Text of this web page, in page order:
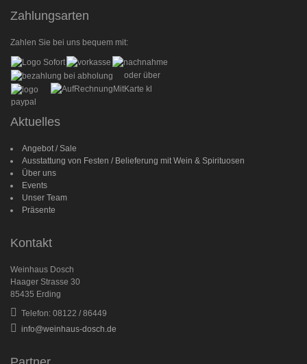
Zahlungsarten
Zahlen Sie bei uns bequem mit:
oder über
Aktuelles
Angebot / Sale
Ausstattung von Festen / Belieferung mit Wein & Spirituosen
Über uns
Events
Unser Team
Präsente
Kontakt
Weinhaus Dosch
Haager Strasse 30
85435 Erding
Telefon: 08122 / 86449
info@weinhaus-dosch.de